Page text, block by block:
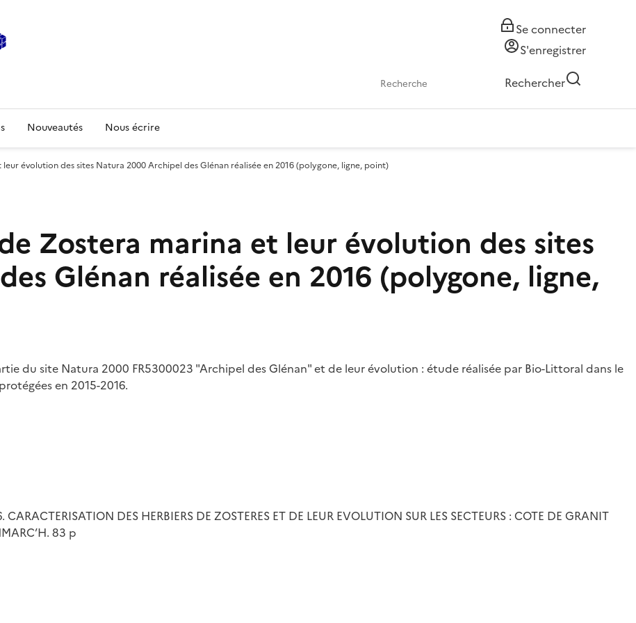
Se connecter
S'enregistrer
Rechercher
Nouveautés Nous écrire
évolution des sites Natura 2000 Archipel des Glénan réalisée en 2016 (polygone, ligne, point)
Zostera marina et leur évolution des sites
Glénan réalisée en 2016 (polygone, ligne,
du site Natura 2000 FR5300023 "Archipel des Glénan" et de leur évolution : étude réalisée par Bio-Littoral dans le
en 2015-2016.
DES HERBIERS DE ZOSTERES ET DE LEUR EVOLUTION SUR LES SECTEURS : COTE DE GRANIT
83 p